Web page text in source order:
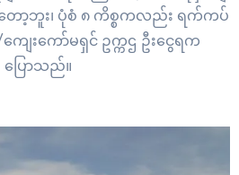
ာ့ဘူး၊ ပုံစံ ၈ ကိစ္စကလည်း ရက်ကပ်
/ကျေးကော်မရှင် ဥက္ကဌ ဦးငွေရက
ပြောသည်။